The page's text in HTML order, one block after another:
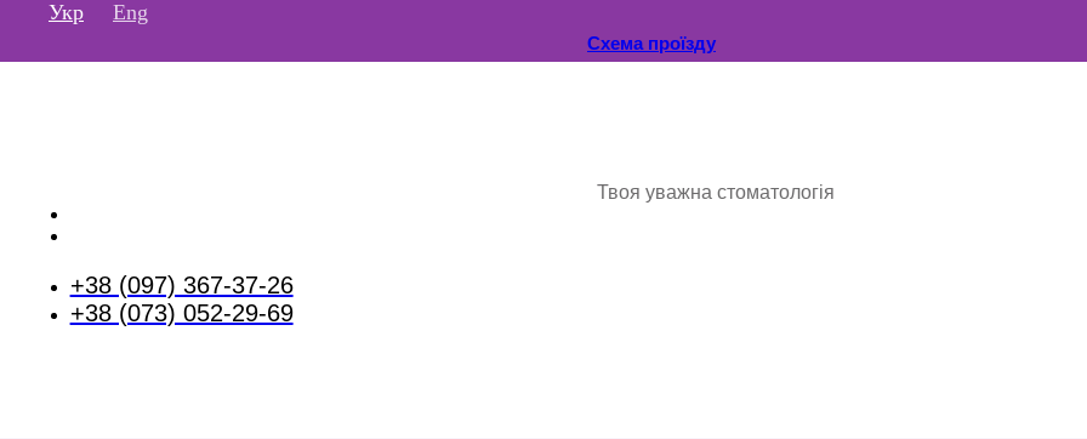
Перейти
Укр Eng
Схема проїзду
Твоя уважна стоматологія
+38 (097) 367-37-26
+38 (073) 052-29-69